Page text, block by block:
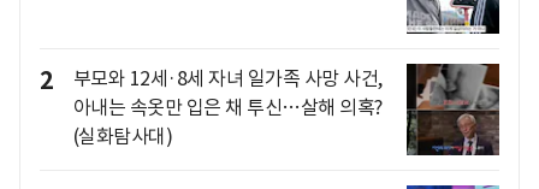
2
부모와 12세·8세 자녀 일가족 사망 사건,
아내는 속옷만 입은 채 투신…살해 의혹?
(실화탐사대)